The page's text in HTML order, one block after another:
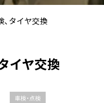
タイヤ交換
イヤ交換
車検・点検